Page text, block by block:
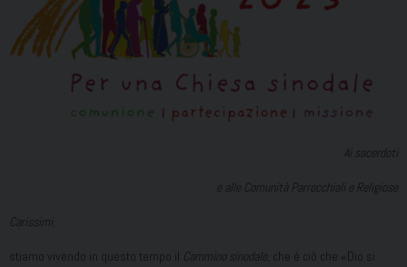
Ai sacerdoti
e alle Comunità Parrocchiali e Religiose
Carissimi,
stiamo vivendo in questo tempo il Cammino sinodale , che è ciò che «Dio si